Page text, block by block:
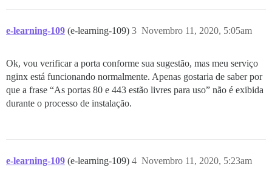
e-learning-109 (e-learning-109) Novembro 11, 2020, 5:05am
3
Ok, vou verificar a porta conforme sua sugestão, mas meu serviço
nginx está funcionando normalmente. Apenas gostaria de saber por
que a frase “As portas 80 e 443 estão livres para uso” não é exibida
durante o processo de instalação.
e-learning-109 (e-learning-109) Novembro 11, 2020, 5:23am
4